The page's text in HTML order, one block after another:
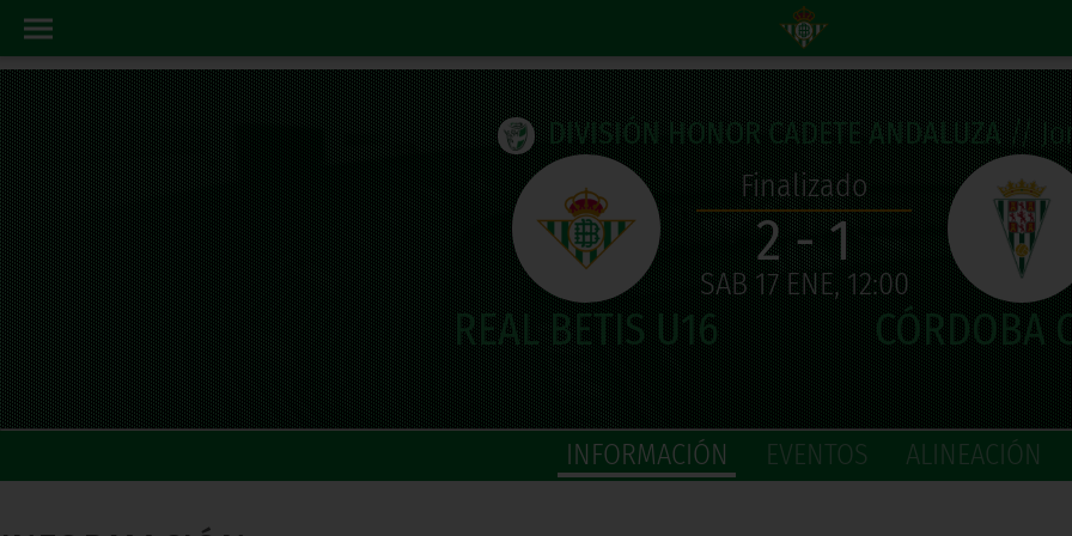
DIVISIÓN HONOR CADETE ANDALUZA//
Finalizado
2 - 1
SAB 17 ENE, 12:00
INFORMACIÓN EVENTOS ALINEACIÓN